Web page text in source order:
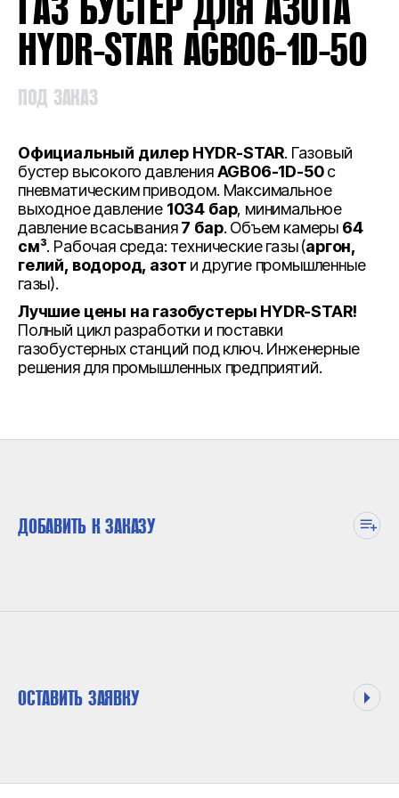
HYDR-STAR AGB06-1D-50
ПОД ЗАКАЗ
Официальный дилер HYDR-STAR. Газовый
бустер высокого давленияAGB06-1D-50с
пневматическим приводом. Максимальное
выходное давление 1034 бар, минимальное
давление всасывания7 бар. Объем камеры 64
см³. Рабочая среда: технические газы (аргон,
гелий, водород, азот и другие промышленные
газы).
Лучшие цены на газобустеры HYDR-STAR!
Полный цикл разработки и поставки
газобустерных станций под ключ. Инженерные
решения для промышленных предприятий.
ДОБАВИТЬ К ЗАКАЗУ
ОСТАВИТЬ ЗАЯВКУ